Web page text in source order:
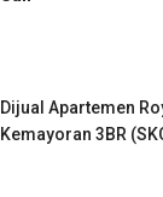
Dijual Apartemen
Kemayoran 3BR